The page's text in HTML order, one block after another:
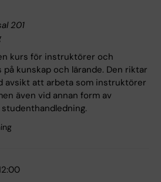
201
kurs för instruktörer och
kunskap och lärande. Den riktar
avsikt att arbeta som instruktörer
även vid annan form av